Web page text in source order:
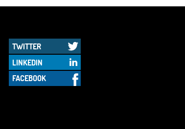
TWITTER
LINKEDIN
FACEBOOK